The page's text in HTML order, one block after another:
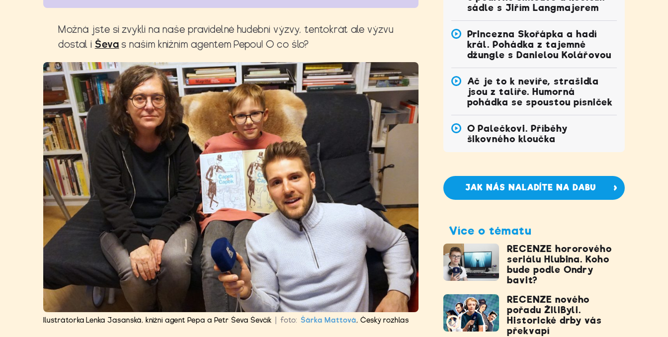
Možná jste si zvykli na naše pravidelné hudební výzvy, tentokrát ale výzvu
dostal i Ševa s naším knižním agentem Pepou! O co šlo?
Ilustrátorka Lenka Jasanská, knižní agent Pepa a Petr Ševa Ševčík foto: Šárka Mattová, Český rozhlas
sádle s Jiřím Langmajerem
Princezna Skořápka a hadí
král. Pohádka z tajemné
džungle s Danielou Kolářovou
Ač je to k nevíře, strašidla
jsou z talíře. Humorná
pohádka se spoustou písniček
O Palečkovi. Příběhy
šikovného kloučka
JAK NÁS NALADÍTE NA DABU
Více o tématu
RECENZE hororového
seriálu Hlubina. Koho
bude podle Ondry
bavit?
RECENZE nového
pořadu ŽiliByli.
Historické drby vás
překvapí